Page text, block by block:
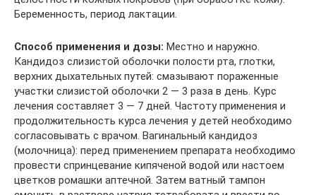
Беременность, период лактации.
Способ применения и дозы: Местно и наружно.
Кандидоз слизистой оболочки полости рта, глотки,
верхних дыхательных путей: смазывают пора­женные
участки слизистой оболочки 2 — 3 раза в день. Курс
лечения составляет 3 — 7 дней. Частоту применения и
продолжительность курса лечения у детей необходимо
согласовывать с вра­чом. Вагинальный кандидоз
(молочница): перед применением препарата необходимо
провести спринце­вание кипяченой водой или настоем
цветков ромашки аптечной. Затем ватный тампон